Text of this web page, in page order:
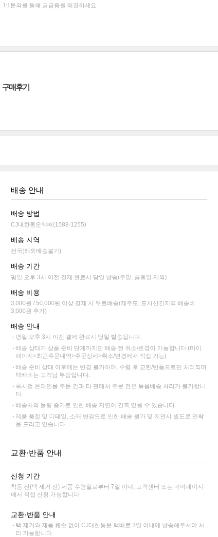
1:1문의를 통해 궁금증을 해결하세요.
구매후기
배송 안내
배송 방법
CJ대한통운택배(1588-1255)
배송 지역
전국(해외배송불가)
배송 기간
평일 오후 3시 이전 결제 완료시 당일 발송(주말, 공휴일 제외)
배송 비용
3,000원 / 50,000원 이상 결제 시 무료배송(제주도, 도서산간지역 배송비
3,000원 추가)
배송 안내
평일 오후 3시 이전 결제 완료시 당일 발송됩니다.
배송 상태가 상품 준비 단계까지만 배송 전 취소/변경이 가능합니다.(마이
페이지>최근주문내역>주문상세>취소/변경에서 직접 가능)
배송 준비 상태 이후에는 변경 불가하며, 수령 후 교환/반품으로만 처리되며
택배비는 고객님 부담입니다.
록시걸 온라인몰 주문 건과 타 판매처 주문 건은 묶음배송 처리가 불가합니
다.
배송사의 물량 증가로 인한 배송 지연이 간혹 있을 수 있습니다.
제품 품절 및 디테일, 소재 변경으로 인한 배송 불가 및 지연시 별도로 연락
을 드리고 있습니다.
교환·반품 안내
신청 기간
착용 전(택 제거 전) 제품 수령일로부터 7일 이내, 고객센터 또는 마이페이지
에서 직접 신청 가능합니다.
교환·반품 안내
택 제거와 제품 훼손 없이 CJ대한통운 택배로 3일 이내에 발송해주셔야 처
리 가능합니다.